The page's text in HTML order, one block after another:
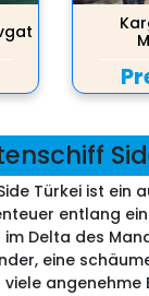
Türkei ist ein
entlang
im Delta des
eine
viele angenehme